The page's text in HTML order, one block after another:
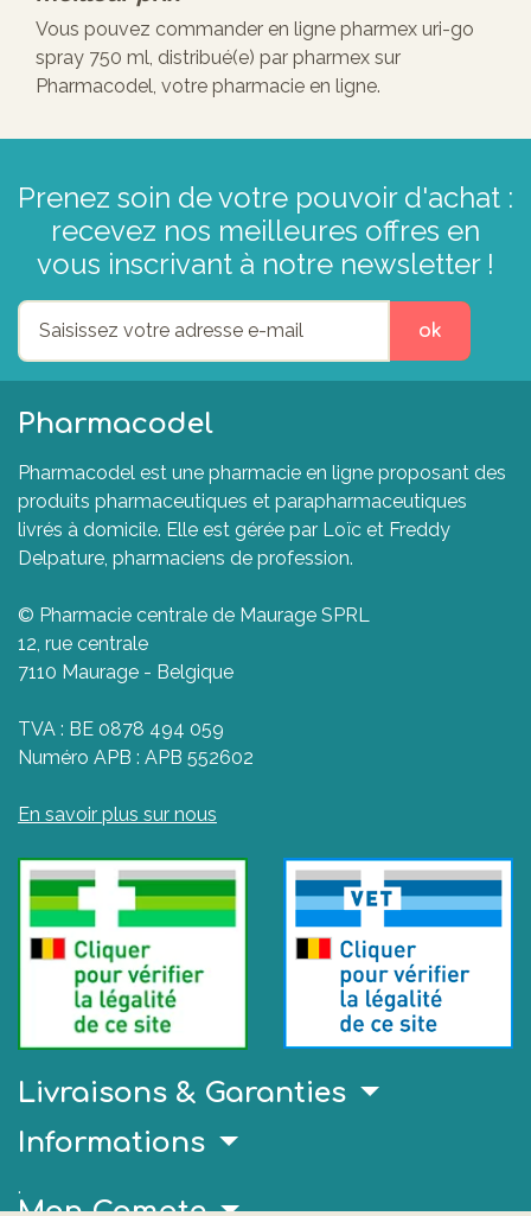
Vous pouvez commander en ligne pharmex uri-go
spray 750 ml, distribué(e) par pharmex sur
Pharmacodel, votre pharmacie en ligne.
Prenez soin de votre pouvoir d'achat :
recevez nos meilleures offres en
vous inscrivant à notre newsletter !
ok
Pharmacodel
Pharmacodel est une pharmacie en ligne proposant des
produits pharmaceutiques et parapharmaceutiques
livrés à domicile. Elle est gérée par Loïc et Freddy
Delpature, pharmaciens de profession.
© Pharmacie centrale de Maurage SPRL
12, rue centrale
7110 Maurage - Belgique
TVA : BE 0878 494 059
Numéro APB : APB 552602
En savoir plus sur nous
Livraisons & Garanties
Informations
.